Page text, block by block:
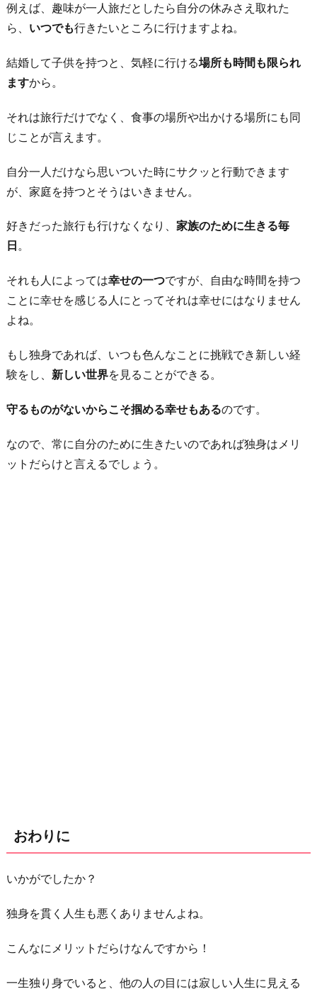
例えば、趣味が一人旅だとしたら自分の休みさえ取れた
ら、 いつでも行きたいところに行けますよね。
結婚して子供を持つと、気軽に行ける場所も時間も限られ
ますから。
それは旅行だけでなく、食事の場所や出かける場所にも同
じことが言えます。
自分一人だけなら思いついた時にサクッと行動できます
が、家庭を持つとそうはいきません。
好きだった旅行も行けなくなり、 家族のために生きる毎
日。
それも人によっては幸せの一つですが、自由な時間を持つ
ことに幸せを感じる人にとってそれは幸せにはなりません
よね。
もし独身であれば、いつも色んなことに挑戦でき新しい経
験をし、 新しい世界を見ることができる。
守るものがないからこそ掴める幸せもあるのです。
なので、常に自分のために生きたいのであれば独身はメリ
ットだらけと言えるでしょう。
おわりに
いかがでしたか？
独身を貫く人生も悪くありませんよね。
こんなにメリットだらけなんですから！
一生独り身でいると、他の人の目には寂しい人生に見える